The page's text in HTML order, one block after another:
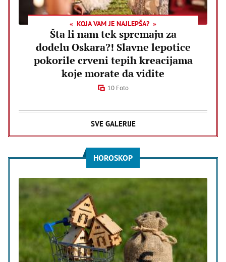
KOJA VAM JE NAJLEPŠA?
Šta li nam tek spremaju za
dodelu Oskara?! Slavne lepotice
pokorile crveni tepih kreacijama
koje morate da vidite
10 Foto
SVE GALERIJE
HOROSKOP